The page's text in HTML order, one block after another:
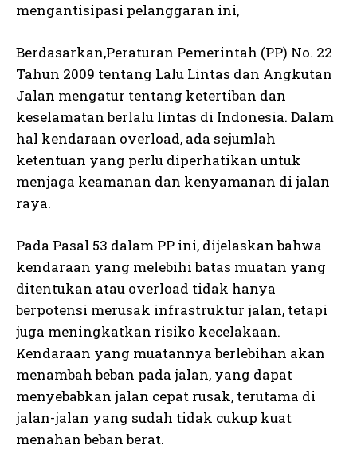
mengantisipasi pelanggaran ini,
Berdasarkan,Peraturan Pemerintah (PP) No. 22
Tahun 2009 tentang Lalu Lintas dan Angkutan
Jalan mengatur tentang ketertiban dan
keselamatan berlalu lintas di Indonesia. Dalam
hal kendaraan overload, ada sejumlah
ketentuan yang perlu diperhatikan untuk
menjaga keamanan dan kenyamanan di jalan
raya.
Pada Pasal 53 dalam PP ini, dijelaskan bahwa
kendaraan yang melebihi batas muatan yang
ditentukan atau overload tidak hanya
berpotensi merusak infrastruktur jalan, tetapi
juga meningkatkan risiko kecelakaan.
Kendaraan yang muatannya berlebihan akan
menambah beban pada jalan, yang dapat
menyebabkan jalan cepat rusak, terutama di
jalan-jalan yang sudah tidak cukup kuat
menahan beban berat.